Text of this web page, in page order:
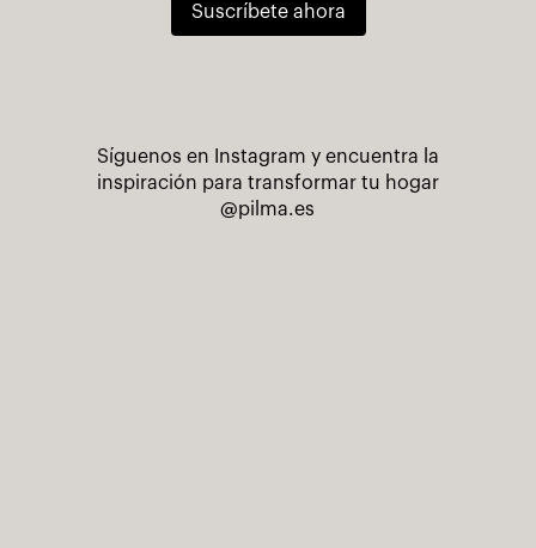
Suscríbete ahora
Síguenos en Instagram y encuentra la
inspiración para transformar tu hogar
@pilma.es